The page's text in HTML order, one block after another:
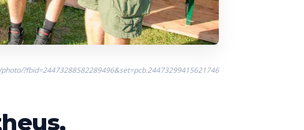
?fbid=24473288582289496&set=pcb.24473299415621746